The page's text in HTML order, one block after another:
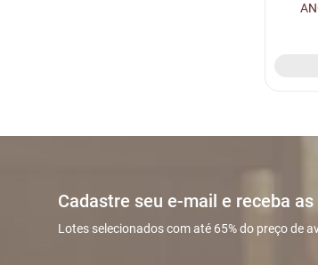
Cadastre seu e-mail e receba
Lotes selecionados com até 65% do preço de